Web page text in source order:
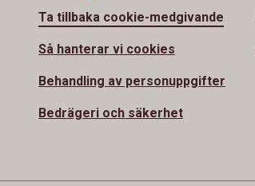
Ta tillbaka cookie-medgivande
Så hanterar vi cookies
Behandling av personuppgifter
Bedrägeri och säkerhet